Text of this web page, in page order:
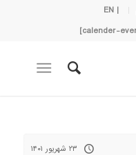
| EN
۲۳ شهریور ۱۴۰۱